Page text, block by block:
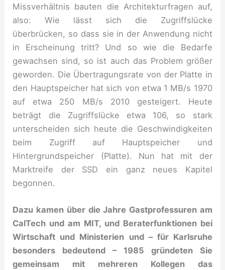
Missverhältnis bauten die Architekturfragen auf,
also: Wie lässt sich die Zugriffslücke
überbrücken, so dass sie in der Anwendung nicht
in Erscheinung tritt? Und so wie die Bedarfe
gewachsen sind, so ist auch das Problem größer
geworden. Die Übertragungsrate von der Platte in
den Hauptspeicher hat sich von etwa 1 MB/s 1970
auf etwa 250 MB/s 2010 gesteigert. Heute
beträgt die Zugriffslücke etwa 106, so stark
unterscheiden sich heute die Geschwindigkeiten
beim Zugriff auf Hauptspeicher und
Hintergrundspeicher (Platte). Nun hat mit der
Marktreife der SSD ein ganz neues Kapitel
begonnen.
Dazu kamen über die Jahre Gastprofessuren am
CalTech und am MIT, und Beraterfunktionen bei
Wirtschaft und Ministerien und – für Karlsruhe
besonders bedeutend – 1985 gründeten Sie
gemeinsam mit mehreren Kollegen das